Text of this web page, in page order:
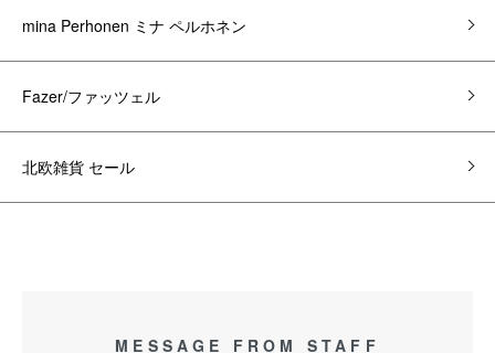
mina Perhonen ミナ ペルホネン
Fazer/ファッツェル
北欧雑貨 セール
MESSAGE FROM STAFF